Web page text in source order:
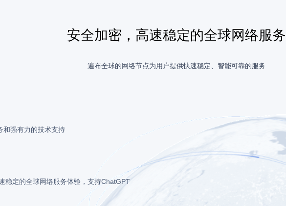
安全加密，高速稳定的全球网络服务
遍布全球的网络节点为用户提供快速稳定、智能可靠的服务
和强有力的技术支持
稳定的全球网络服务体验，支持ChatGPT